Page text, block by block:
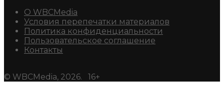
О WBCMedia
Условия перепечатки материалов
Политика конфиденциальности
Пользовательское соглашение
Контакты
© WBCMedia, 2026. 16+